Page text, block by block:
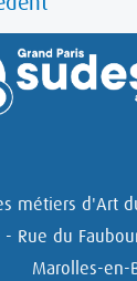
métiers d'Art
- Rue du
Marolles-en-